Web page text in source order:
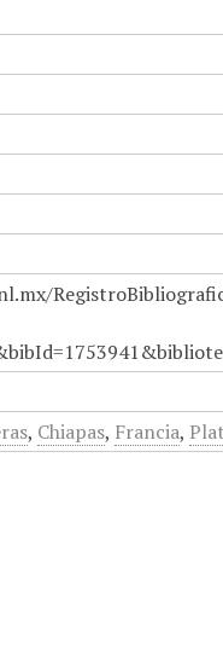
, Chiapas, Francia,